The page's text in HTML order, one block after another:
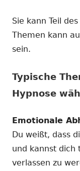
Sie kann Teil
Themen kann
sein.
Typische
Hypnose
Emotionale
Du weißt, dass
und kannst dich
verlassen zu